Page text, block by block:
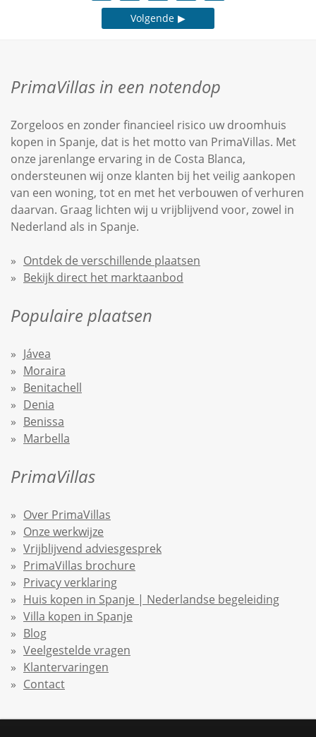
Volgende
PrimaVillas in een notendop
Zorgeloos en zonder financieel risico uw droomhuis
kopen in Spanje, dat is het motto van PrimaVillas. Met
onze jarenlange ervaring in de Costa Blanca,
ondersteunen wij onze klanten bij het veilig aankopen
van een woning, tot en met het verbouwen of verhuren
daarvan. Graag lichten wij u vrijblijvend voor, zowel in
Nederland als in Spanje.
Ontdek de verschillende plaatsen
Bekijk direct het marktaanbod
Populaire plaatsen
Jávea
Moraira
Benitachell
Denia
Benissa
Marbella
PrimaVillas
Over PrimaVillas
Onze werkwijze
Vrijblijvend adviesgesprek
PrimaVillas brochure
Privacy verklaring
Huis kopen in Spanje | Nederlandse begeleiding
Villa kopen in Spanje
Blog
Veelgestelde vragen
Klantervaringen
Contact